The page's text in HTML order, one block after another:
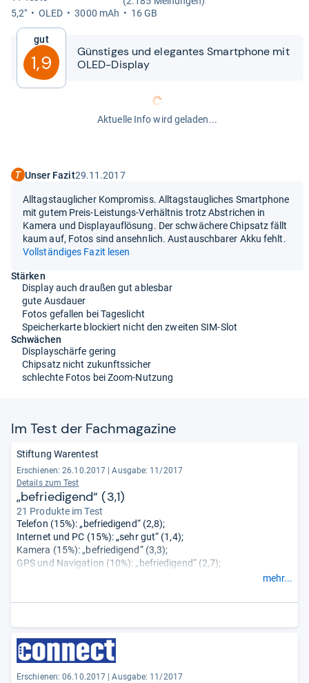
5,2"
OLED 3000 mAh 16 GB
Gut
1,9
Güns­ti­ges und ele­gan­tes Smart­phone mit
OLED-​​Dis­play
Aktuelle Info wird geladen...
Unser Fazit29.11.2017
Alltagstauglicher Kompromiss. Alltagstaugliches Smartphone
mit gutem Preis-Leistungs-Verhältnis trotz Abstrichen in
Kamera und Displayauflösung. Der schwächere Chipsatz fällt
kaum auf, Fotos sind ansehnlich. Austauschbarer Akku fehlt.
Vollständiges Fazit lesen
Stärken
Display auch draußen gut ablesbar
gute Ausdauer
Fotos gefallen bei Tageslicht
Speicherkarte blockiert nicht den zweiten SIM-Slot
Schwächen
Displayschärfe gering
Chipsatz nicht zukunftssicher
schlechte Fotos bei Zoom-Nutzung
Im Test der Fach­ma­ga­zine
Stiftung Warentest
Erschienen: 26.10.2017 | Ausgabe: 11/2017
Details zum Test
„befriedigend“ (3,1)
21 Produkte im Test
Telefon (15%): „befriedigend“ (2,8);
Internet und PC (15%): „sehr gut“ (1,4);
Kamera (15%): „befriedigend“ (3,3);
GPS und Navigation (10%): „befriedigend“ (2,7);
Stabilität (5%): „ausreichend“ (4,4);
mehr...
Erschienen: 06.10.2017 | Ausgabe: 11/2017